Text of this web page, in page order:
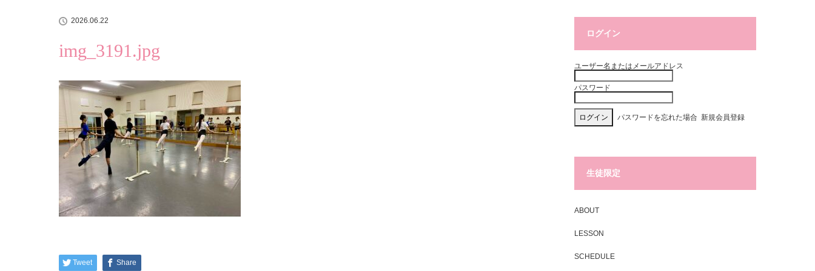
2026.06.22
img_3191.jpg
Tweet Share
ログイン
ユーザー名またはメールアドレス
パスワード
パスワードを忘れた場合 新規会員登録
生徒限定
ABOUT
LESSON
SCHEDULE